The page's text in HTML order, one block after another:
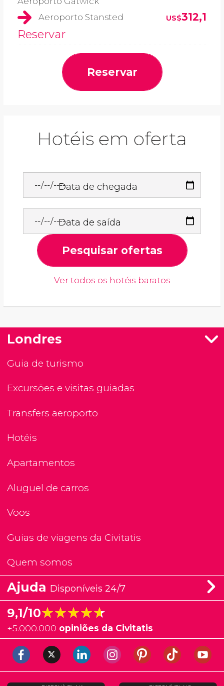
Aeroporto Stansted
US$312,1
Reservar
Reservar
Hotéis em oferta
Data de chegada
Data de saída
Pesquisar ofertas
Ver todos os hotéis baratos
Londres
Guia de turismo
Excursões e visitas guiadas
Transfers aeroporto
Hotéis
Apartamentos
Aluguel de carros
Voos
Guias de viagens da Civitatis
Quem somos
Ajuda Disponíveis 24/7
9,1/10★★★★★
★★★★★
+5.000.000 opiniões da Civitatis